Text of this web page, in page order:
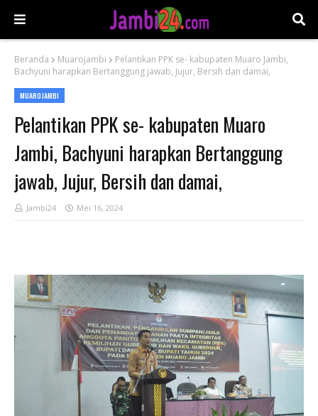
Beranda Muarojambi
Pelantikan PPK se- kabupaten Muaro Jambi,
Bachyuni harapkan Bertanggung jawab, Jujur, Bersih dan damai,
MUAROJAMBI
Pelantikan PPK se- kabupaten Muaro
Jambi, Bachyuni harapkan Bertanggung
jawab, Jujur, Bersih dan damai,
Jambi24 Mei 16, 2024